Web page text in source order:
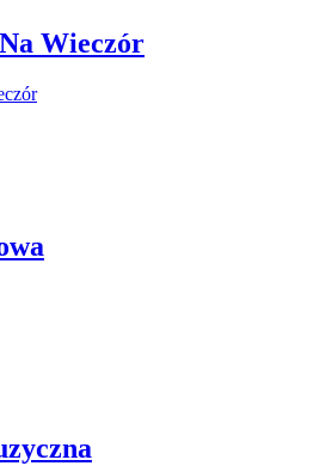
Wieczór